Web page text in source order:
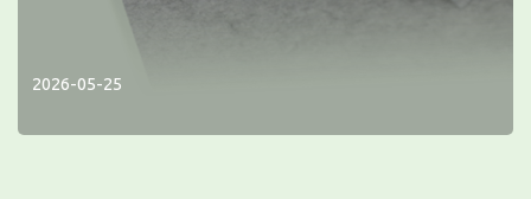
2026-05-25